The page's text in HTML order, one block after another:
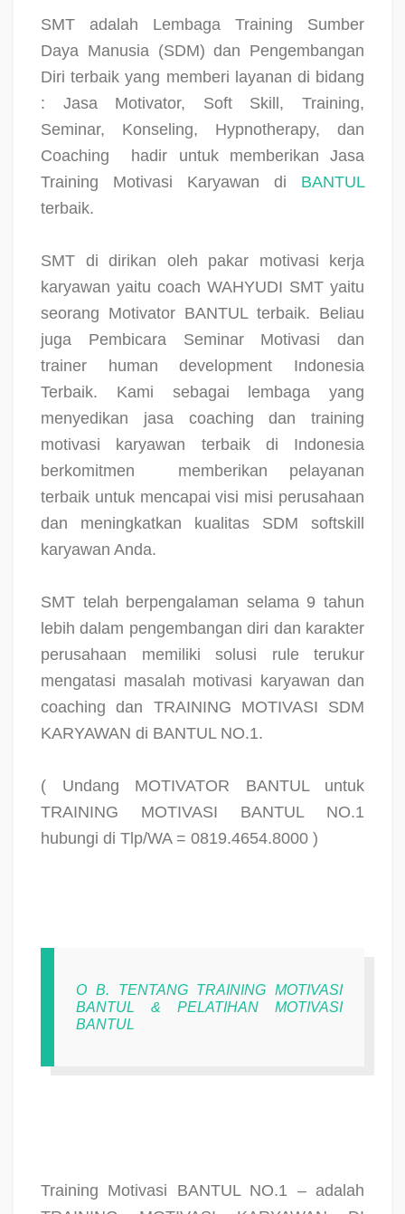
SMT adalah Lembaga Training Sumber
Daya Manusia (SDM) dan Pengembangan
Diri terbaik yang memberi layanan di bidang
: Jasa Motivator, Soft Skill, Training,
Seminar, Konseling, Hypnotherapy, dan
Coaching
hadir untuk memberikan Jasa
Training Motivasi Karyawan di BANTUL
terbaik.
SMT di dirikan oleh pakar motivasi kerja
karyawan yaitu coach WAHYUDI SMT yaitu
seorang Motivator BANTUL terbaik. Beliau
juga Pembicara Seminar Motivasi dan
trainer human development Indonesia
Terbaik. Kami sebagai lembaga yang
menyedikan jasa coaching dan training
motivasi karyawan terbaik di Indonesia
berkomitmen
memberikan pelayanan
terbaik untuk mencapai visi misi perusahaan
dan meningkatkan kualitas SDM softskill
karyawan Anda.
SMT telah berpengalaman selama 9 tahun
lebih dalam pengembangan diri dan karakter
perusahaan memiliki solusi rule terukur
mengatasi masalah motivasi karyawan dan
coaching dan TRAINING MOTIVASI SDM
KARYAWAN di BANTUL NO.1.
( Undang MOTIVATOR BANTUL untuk
TRAINING MOTIVASI BANTUL NO.1
hubungi di Tlp/WA = 0819.4654.8000 )
O B. TENTANG TRAINING MOTIVASI
BANTUL & PELATIHAN MOTIVASI
BANTUL
Training Motivasi BANTUL NO.1 – adalah